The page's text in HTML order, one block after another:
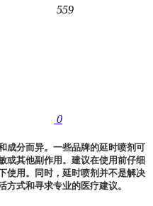
559
0
成分而异。一些品牌的延时喷剂可
或其他副作用。建议在使用前仔细
使用。同时，延时喷剂并不是解决
式和寻求专业的医疗建议。